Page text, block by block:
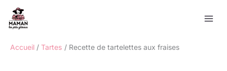
contenu
Accueil
Tartes Recette de tartelettes aux fraises
Rechercher